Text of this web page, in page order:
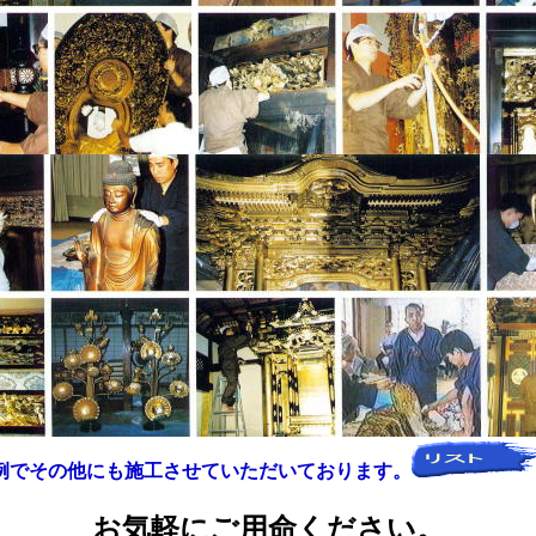
でその他にも施工させていただいております。
お気軽にご用命ください。